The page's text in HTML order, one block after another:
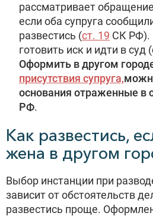
рассматривает
если оба супруга
развестись (ст. 19 СК РФ).
готовить иск и идти в суд
Оформить в другом
присутствия супруга,
основания отраженные в
РФ.
Как развестись,
жена в другом
Выбор инстанции при
зависит от обстоятельств
развестись проще.